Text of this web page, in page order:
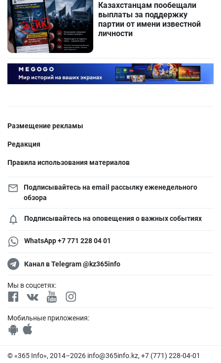
Казахстанцам пообещали
выплаты за поддержку
партии от имени известной
личности
Размещение рекламы
Редакция
Правила использования материалов
Подписывайтесь на email рассылку еженедельного
обзора
Подписывайтесь на оповещения о важных событиях
WhatsApp +7 771 228 04 01
Канал в Telegram @kz365info
Мы в соцсетях:
Мобильные приложения:
© «365 Info», 2014–2026 info@365info.kz, +7 (771) 228-04-01